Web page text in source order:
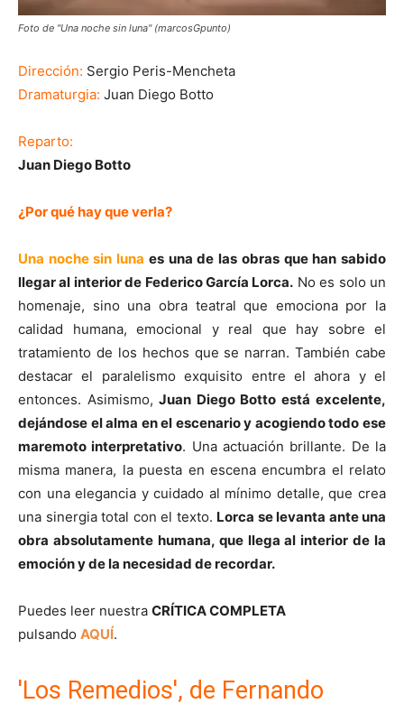
Foto de "Una noche sin luna" (marcosGpunto)
Dirección: Sergio Peris-Mencheta
Dramaturgia: Juan Diego Botto
Reparto:
Juan Diego Botto
¿Por qué hay que verla?
Una noche sin luna es una de las obras que han sabido
llegar al interior de Federico García Lorca. No es solo un
homenaje, sino una obra teatral que emociona por la
calidad humana, emocional y real que hay sobre el
tratamiento de los hechos que se narran. También cabe
destacar el paralelismo exquisito entre el ahora y el
entonces. Asimismo, Juan Diego Botto está excelente,
dejándose el alma en el escenario y acogiendo todo ese
maremoto interpretativo. Una actuación brillante. De la
misma manera, la puesta en escena encumbra el relato
con una elegancia y cuidado al mínimo detalle, que crea
una sinergia total con el texto. Lorca se levanta ante una
obra absolutamente humana, que llega al interior de la
emoción y de la necesidad de recordar.
Puedes leer nuestra CRÍTICA COMPLETA
pulsando AQUÍ.
'Los Remedios', de Fernando